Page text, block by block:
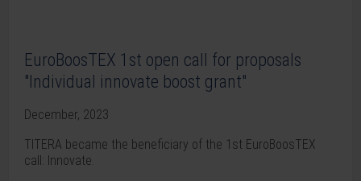
EuroBoosTEX 1st open call for proposals
"Individual innovate boost grant"
December, 2023
TITERA became the beneficiary of the 1st EuroBoosTEX
call: Innovate.